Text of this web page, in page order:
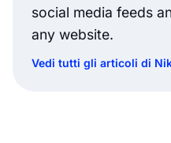
social media feeds
any website.
Vedi tutti gli articoli di